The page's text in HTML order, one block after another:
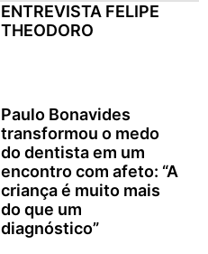
ENTREVISTA FELIPE
THEODORO
Paulo Bonavides
transformou o medo
do dentista em um
encontro com afeto: “A
criança é muito mais
do que um
diagnóstico”